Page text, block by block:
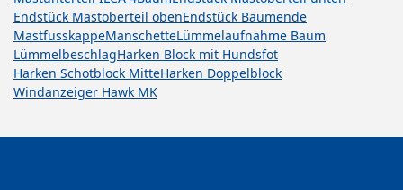
Endstück Mastoberteil obenEndstück Baumende
MastfusskappeManschetteLümmelaufnahme Baum
LümmelbeschlagHarken Block mit Hundsfot
Harken Schotblock MitteHarken Doppelblock
Windanzeiger Hawk MK